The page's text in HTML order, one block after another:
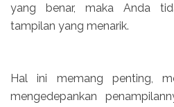
yang benar, maka Anda
tampilan yang menarik.
Hal ini memang penting,
mengedepankan